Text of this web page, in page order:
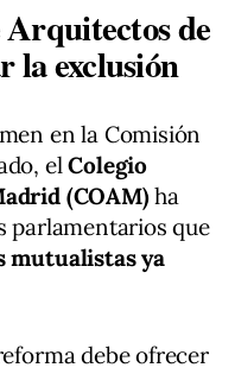
de
exclusión
en la Comisión
elColegio
(COAM)ha
parlamentarios que
mutualistas ya
debe ofrecer